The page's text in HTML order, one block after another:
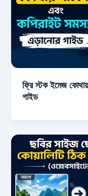
ফ্রি স্টক ইমেজ
গাইড